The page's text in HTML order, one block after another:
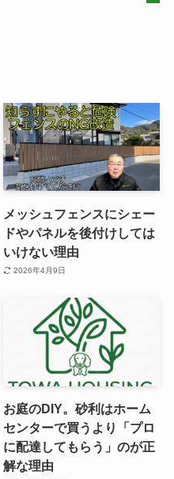
メッシュフェンスにシェー
ドやパネルを後付けしては
いけない理由
2026年4月9日
お庭のDIY。砂利はホーム
センターで買うより「プロ
に配達してもらう」のが正
解な理由